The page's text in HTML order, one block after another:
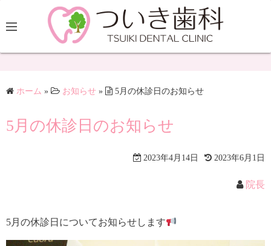
ホーム » お知らせ » 5月の休診日のお知らせ
5月の休診日のお知らせ
2023年4月14日 2023年6月1日
院長
5月の休診日についてお知らせします